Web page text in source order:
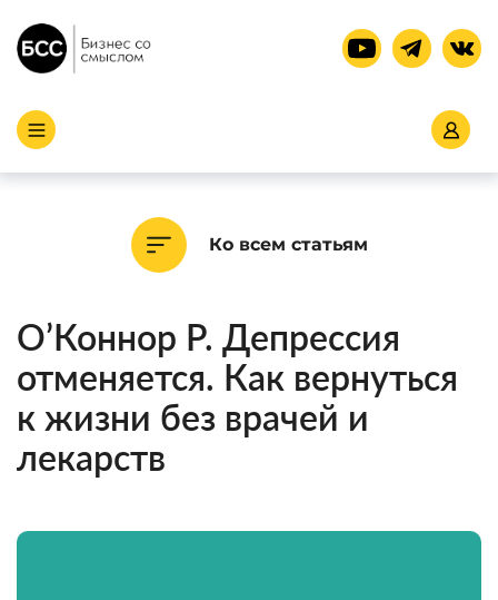
Ко всем статьям
О’Коннор Р. Депрессия
отменяется. Как вернуться
к жизни без врачей и
лекарств